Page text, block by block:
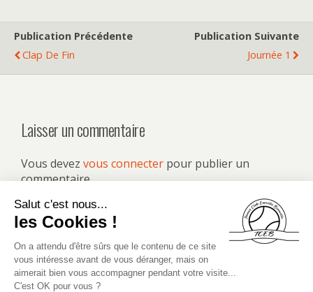
Publication Précédente
Clap De Fin
Publication Suivante
Journée 1
Laisser un commentaire
Vous devez vous connecter pour publier un
commentaire.
Retour au début
Mobile